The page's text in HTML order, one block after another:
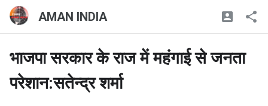
AMAN INDIA
भाजपा सरकार के राज में महंगाई से जनता
परेशान:सतेन्द्र शर्मा